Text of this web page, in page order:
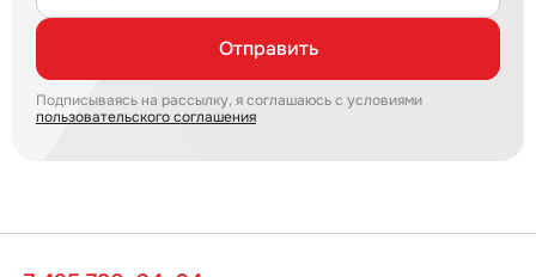
Отправить
Подписываясь на рассылку, я соглашаюсь с условиями
пользовательского соглашения